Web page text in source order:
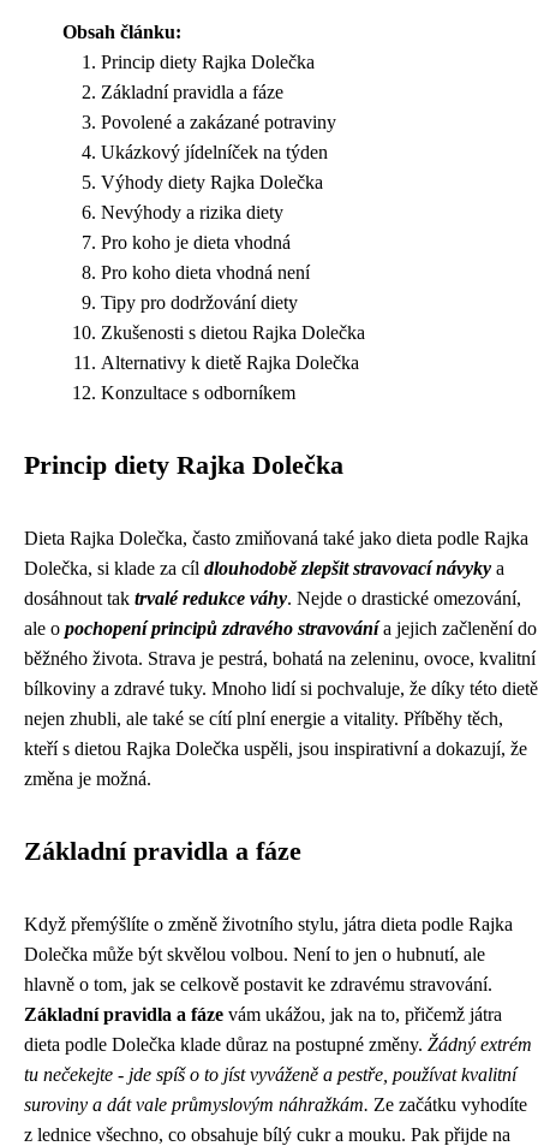
Obsah článku:
Princip diety Rajka Dolečka
Základní pravidla a fáze
Povolené a zakázané potraviny
Ukázkový jídelníček na týden
Výhody diety Rajka Dolečka
Nevýhody a rizika diety
Pro koho je dieta vhodná
Pro koho dieta vhodná není
Tipy pro dodržování diety
Zkušenosti s dietou Rajka Dolečka
Alternativy k dietě Rajka Dolečka
Konzultace s odborníkem
Princip diety Rajka Dolečka
Dieta Rajka Dolečka, často zmiňovaná také jako dieta podle Rajka
Dolečka, si klade za cíl dlouhodobě zlepšit stravovací návyky a
dosáhnout tak trvalé redukce váhy. Nejde o drastické omezování,
ale o pochopení principů zdravého stravovánía jejich začlenění do
běžného života. Strava je pestrá, bohatá na zeleninu, ovoce, kvalitní
bílkoviny a zdravé tuky. Mnoho lidí si pochvaluje, že díky této dietě
nejen zhubli, ale také se cítí plní energie a vitality. Příběhy těch,
kteří s dietou Rajka Dolečka uspěli, jsou inspirativní a dokazují, že
změna je možná.
Základní pravidla a fáze
Když přemýšlíte o změně životního stylu, játra dieta podle Rajka
Dolečka může být skvělou volbou. Není to jen o hubnutí, ale
hlavně o tom, jak se celkově postavit ke zdravému stravování.
Základní pravidla a fáze vám ukážou, jak na to, přičemž játra
dieta podle Dolečka klade důraz na postupné změny. Žádný extrém
tu nečekejte - jde spíš o to jíst vyváženě a pestře, používat kvalitní
suroviny a dát vale průmyslovým náhražkám. Ze začátku vyhodíte
z lednice všechno, co obsahuje bílý cukr a mouku. Pak přijde na